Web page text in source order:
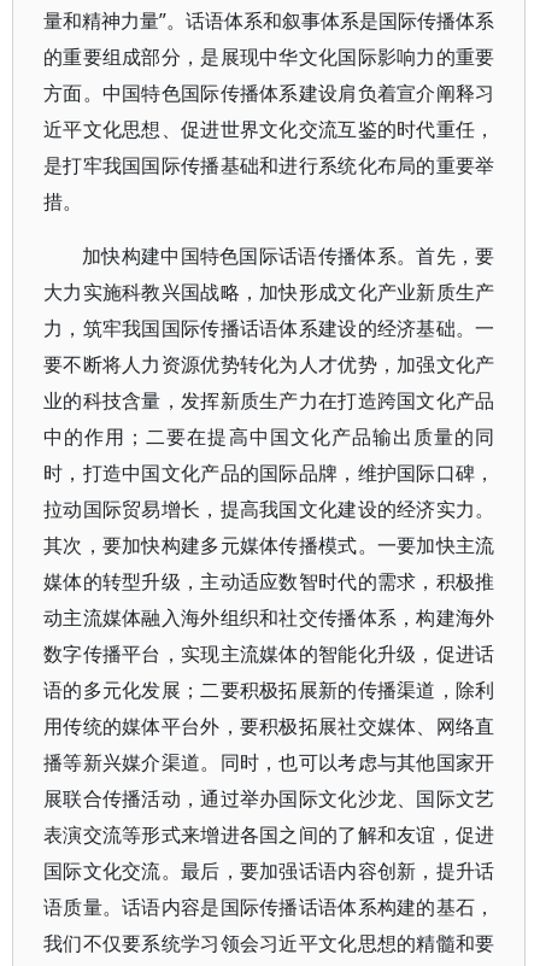
量和精神力量”。话语体系和叙事体系是国际传播体系
的重要组成部分，是展现中华文化国际影响力的重要
方面。中国特色国际传播体系建设肩负着宣介阐释习
近平文化思想、促进世界文化交流互鉴的时代重任，
是打牢我国国际传播基础和进行系统化布局的重要举
措。
加快构建中国特色国际话语传播体系。首先，要
大力实施科教兴国战略，加快形成文化产业新质生产
力，筑牢我国国际传播话语体系建设的经济基础。一
要不断将人力资源优势转化为人才优势，加强文化产
业的科技含量，发挥新质生产力在打造跨国文化产品
中的作用；二要在提高中国文化产品输出质量的同
时，打造中国文化产品的国际品牌，维护国际口碑，
拉动国际贸易增长，提高我国文化建设的经济实力。
其次，要加快构建多元媒体传播模式。一要加快主流
媒体的转型升级，主动适应数智时代的需求，积极推
动主流媒体融入海外组织和社交传播体系，构建海外
数字传播平台，实现主流媒体的智能化升级，促进话
语的多元化发展；二要积极拓展新的传播渠道，除利
用传统的媒体平台外，要积极拓展社交媒体、网络直
播等新兴媒介渠道。同时，也可以考虑与其他国家开
展联合传播活动，通过举办国际文化沙龙、国际文艺
表演交流等形式来增进各国之间的了解和友谊，促进
国际文化交流。最后，要加强话语内容创新，提升话
语质量。话语内容是国际传播话语体系构建的基石，
我们不仅要系统学习领会习近平文化思想的精髓和要